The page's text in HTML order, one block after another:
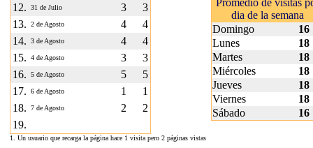
12.
31 de Julio 3
3
13.
2 de Agosto 4
4
14.
3 de Agosto 4
4
15.
4 de Agosto 3
3
16.
5 de Agosto 5
5
17.
6 de Agosto 1
1
18.
7 de Agosto 2
2
19.
1. Un usuario que recarga la página hace 1 visita pero 2 páginas vistas
Promedio de visitas
dia de la semana
Domingo
16
Lunes
18
Martes
18
Miércoles
18
Jueves
18
Viernes
18
Sábado
16